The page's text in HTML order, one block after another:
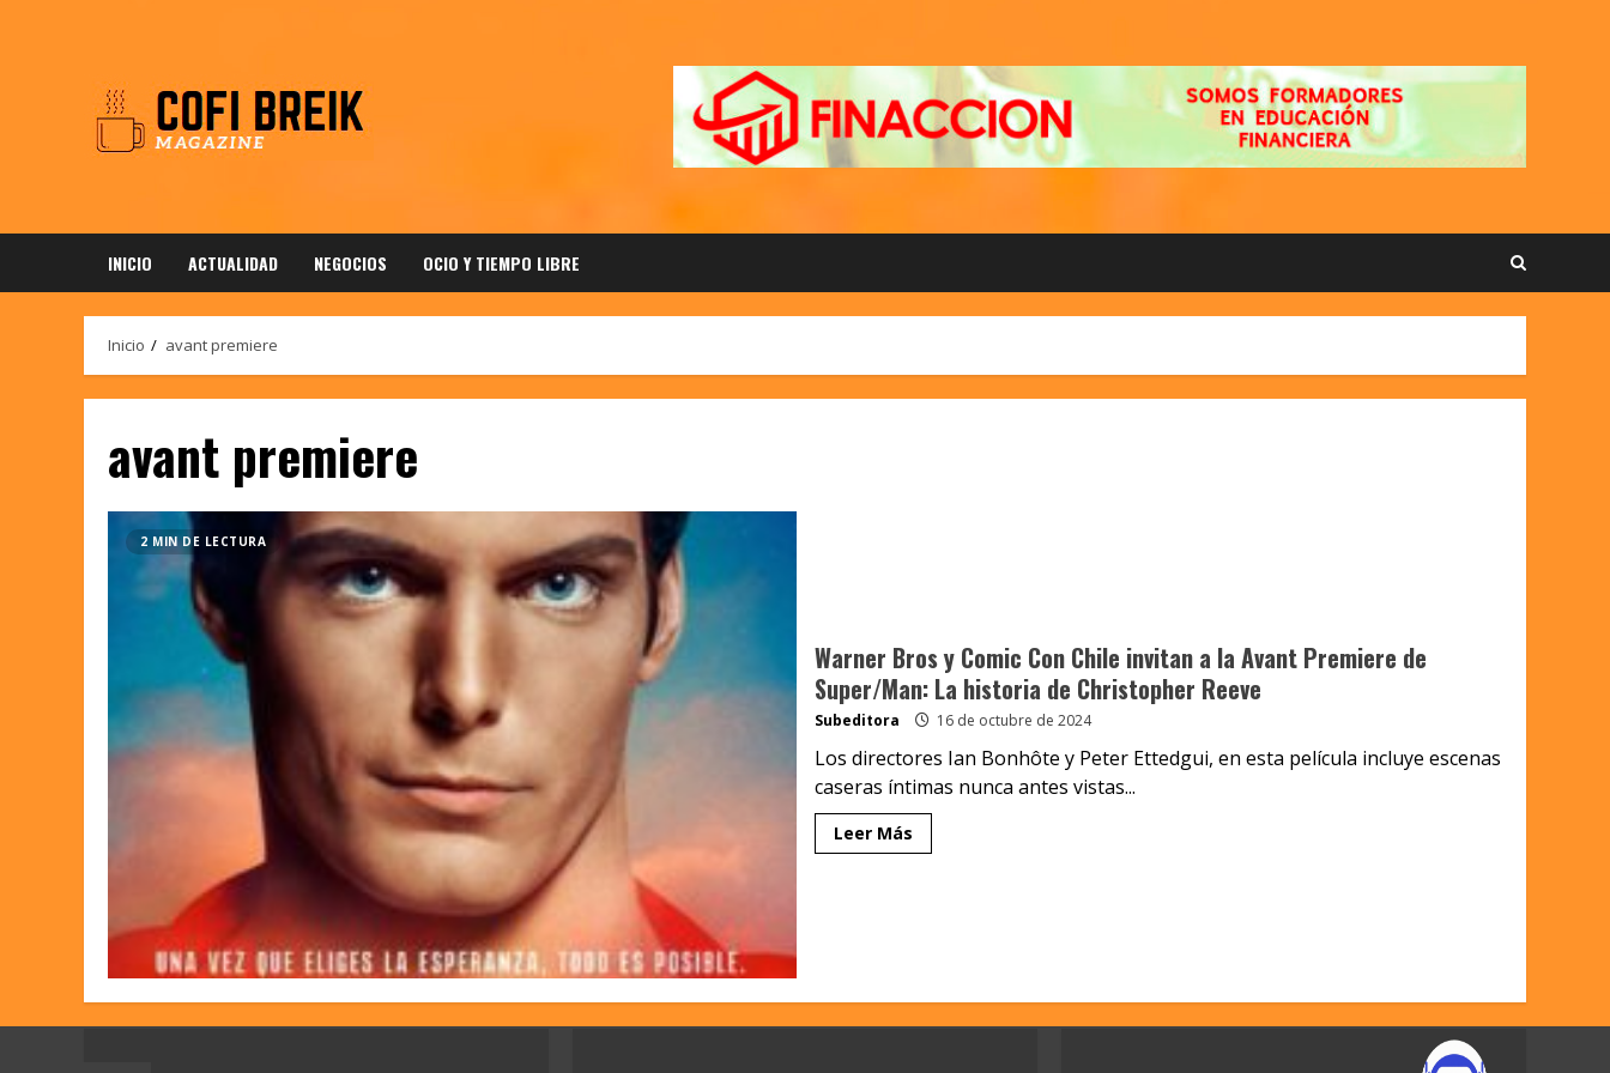
INICIO ACTUALIDAD NEGOCIOS OCIO Y TIEMPO LIBRE
Inicio avant premiere
avant premiere
2 MIN DE LECTURA
Warner Bros y Comic Con Chile invitan a la Avant Premiere de
Super/Man: La historia de Christopher Reeve
Subeditora 16 de octubre de 2024
Los directores Ian Bonhôte y Peter Ettedgui, en esta película incluye escenas
caseras íntimas nunca antes vistas...
Leer Más